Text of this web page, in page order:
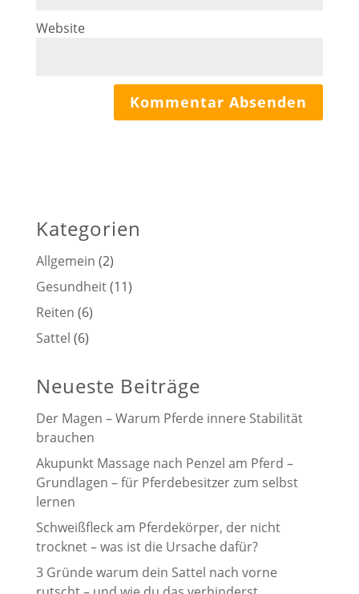
Website
Kategorien
Allgemein (2)
Gesundheit(11)
Reiten (6)
Sattel (6)
Neueste Beiträge
Der Magen – Warum Pferde innere Stabilität
brauchen
Akupunkt Massage nach Penzel am Pferd –
Grundlagen – für Pferdebesitzer zum selbst
lernen
Schweißfleck am Pferdekörper, der nicht
trocknet – was ist die Ursache dafür?
3 Gründe warum dein Sattel nach vorne